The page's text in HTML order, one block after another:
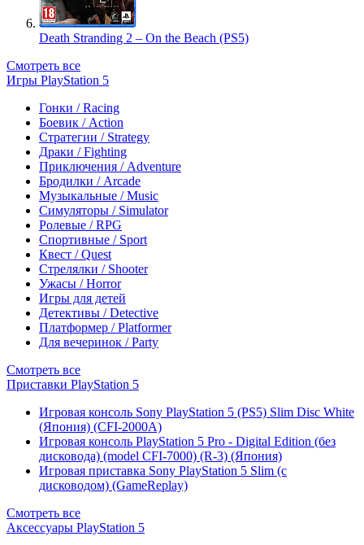
Death Stranding 2 – On the Beach (PS5)
Смотреть все
Игры PlayStation 5
Гонки / Racing
Боевик / Action
Стратегии / Strategy
Драки / Fighting
Приключения / Adventure
Бродилки / Arcade
Музыкальные / Music
Симуляторы / Simulator
Ролевые / RPG
Спортивные / Sport
Квест / Quest
Стрелялки / Shooter
Ужасы / Horror
Игры для детей
Детективы / Detective
Платформер / Platformer
Для вечеринок / Party
Смотреть все
Приставки PlayStation 5
Игровая консоль Sony PlayStation 5 (PS5) Slim Disc White
(Япония) (CFI-2000A)
Игровая консоль PlayStation 5 Pro - Digital Edition (без
дисковода) (model CFI-7000) (R-3) (Япония)
Игровая приставка Sony PlayStation 5 Slim (с
дисководом) (GameReplay)
Смотреть все
Аксессуары PlayStation 5